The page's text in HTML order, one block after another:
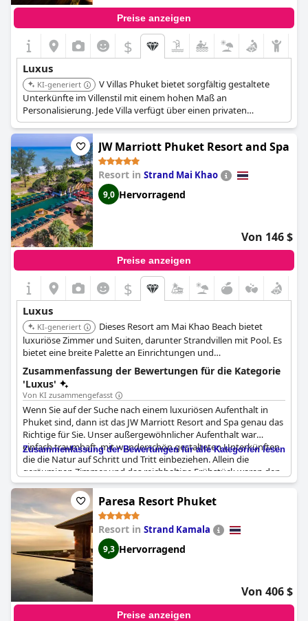
bestimmten Bereichen verbessert werden könnte, wie z. B. bei
der Liebe zum Detail und den müden Einrichtungen, ist das
Shore At Katathani - Adult Only - SHA Extra Plus
Luxusresort der Spitzenklasse, von dem die Gäste schwärmen.
Preise anzeigen
$
Luxus
KI-generiert
V Villas Phuket bietet sorgfältig gestaltete
Unterkünfte im Villenstil mit einem hohen Maß an
Personalisierung. Jede Villa verfügt über einen privaten
Swimmingpool und einen eigenen Butler, der ein intimes und
exklusives Erlebnis gewährleistet.
JW Marriott Phuket Resort and Spa
Resort in Strand Mai Khao
9,0 Hervorragend
Von 146 $
Preise anzeigen
$
Luxus
KI-generiert
Dieses Resort am Mai Khao Beach bietet
luxuriöse Zimmer und Suiten, darunter Strandvillen mit Pool. Es
bietet eine breite Palette an Einrichtungen und
Dienstleistungen, die von einem High-End-Resort erwartet
werden, und richtet sich sowohl an Familien als auch an Paare.
Zusammenfassung der Bewertungen für die Kategorie
'Luxus'
Von KI zusammengefasst
Wenn Sie auf der Suche nach einem luxuriösen Aufenthalt in
Phuket sind, dann ist das JW Marriott Resort and Spa genau das
Richtige für Sie. Unser außergewöhnlicher Aufenthalt war
einfach traumhaft, mit wunderschön gestalteten Unterkünften,
die die Natur auf Schritt und Tritt einbeziehen. Allein die
geräumigen Zimmer und das reichhaltige Frühstück waren den
Preis absolut wert. Und bei einer Fünf-Sterne-Bewertung ist es
kein Wunder, dass dieses Resort eine Top-Wahl für Reisende ist,
die ein gehobenes Erlebnis suchen. Auch wenn einige Kritiker
die Sterne-Bewertung anzweifeln, können wir getrost sagen,
dass das Marriott alle unsere Erwartungen erfüllt hat und noch
mehr. Egal, ob Sie Englisch oder Hebräisch, Japanisch oder
Russisch sprechen, die Worte, mit denen dieses Spitzenhotel
beschrieben wird, sind dieselben - fantastisch, schön und
luxuriös. Wenn Sie also bereit sind, sich ein kleines Stück vom
Paradies zu gönnen, buchen Sie noch heute Ihren Aufenthalt im
JW Marriott!
Zusammenfassung der Bewertungen für alle Kategorien lesen
Paresa Resort Phuket
Resort in Strand Kamala
9,3 Hervorragend
Von 406 $
Preise anzeigen